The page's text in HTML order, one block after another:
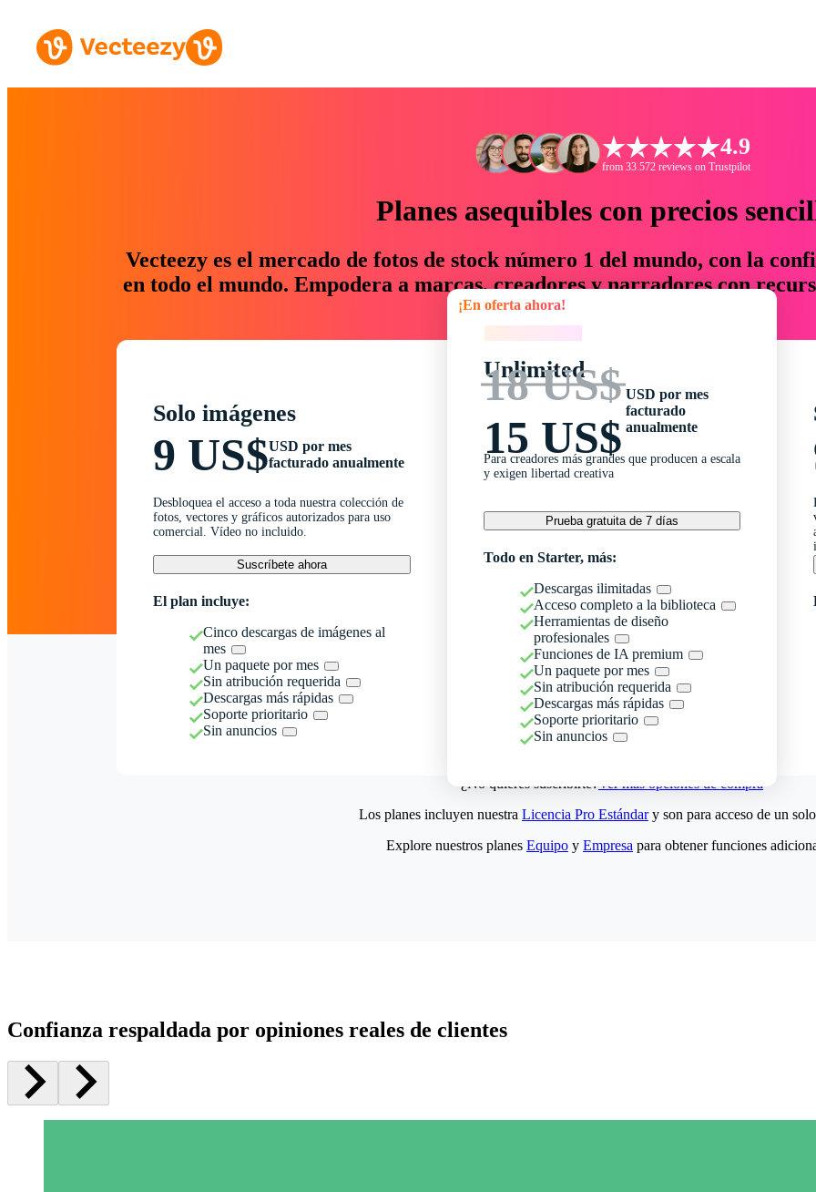
4.9
from 33.572 reviews on Trustpilot
Planes asequibles con precios
Vecteezy es el mercado de fotos de stock número 1 del mundo, con la
en todo el mundo. Empodera a marcas, creadores y narradores con
un 76 % en tiempo y presupuesto.
Solo imágenes
9 US$USD por mes
facturado anualmente
Desbloquea el acceso a toda nuestra colección de
fotos, vectores y gráficos autorizados para uso
comercial. Vídeo no incluido.
Suscríbete ahora
El plan incluye:
Cinco descargas de imágenes al
mes
Un paquete por mes
Sin atribución requerida
Descargas más rápidas
Soporte prioritario
Sin anuncios
¡En oferta ahora!
Unlimited
18 US$
15 US$
USD por mes
facturado
anualmente
Para creadores más grandes que producen a escala
y exigen libertad creativa
Prueba gratuita de 7 días
Todo en Starter, más:
Descargas ilimitadas
Acceso completo a la biblioteca
Herramientas de diseño
profesionales
Funciones de IA premium
Un paquete por mes
Sin atribución requerida
Descargas más rápidas
Soporte prioritario
Sin anuncios
¿No quieres suscribirte?Ver más opciones de compra
Los planes incluyen nuestra Licencia Pro Estándary son para acceso de un
Explore nuestros planes Equipo y Empresa para obtener funciones
Confianza respaldada por opiniones reales de clientes